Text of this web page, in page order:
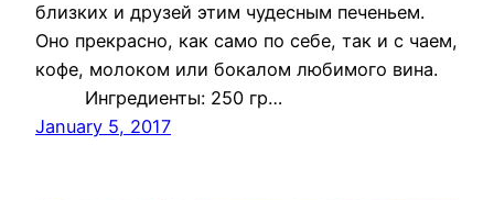
близких и друзей этим чудесным печеньем.
Оно прекрасно, как само по себе, так и с чаем,
кофе, молоком или бокалом любимого вина.
Ингредиенты: 250 гр…
January 5, 2017